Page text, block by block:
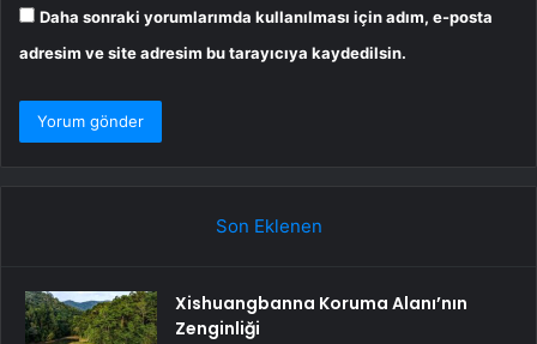
Daha sonraki yorumlarımda kullanılması için adım, e-posta
adresim ve site adresim bu tarayıcıya kaydedilsin.
Son Eklenen
Xishuangbanna Koruma Alanı’nın
Zenginliği